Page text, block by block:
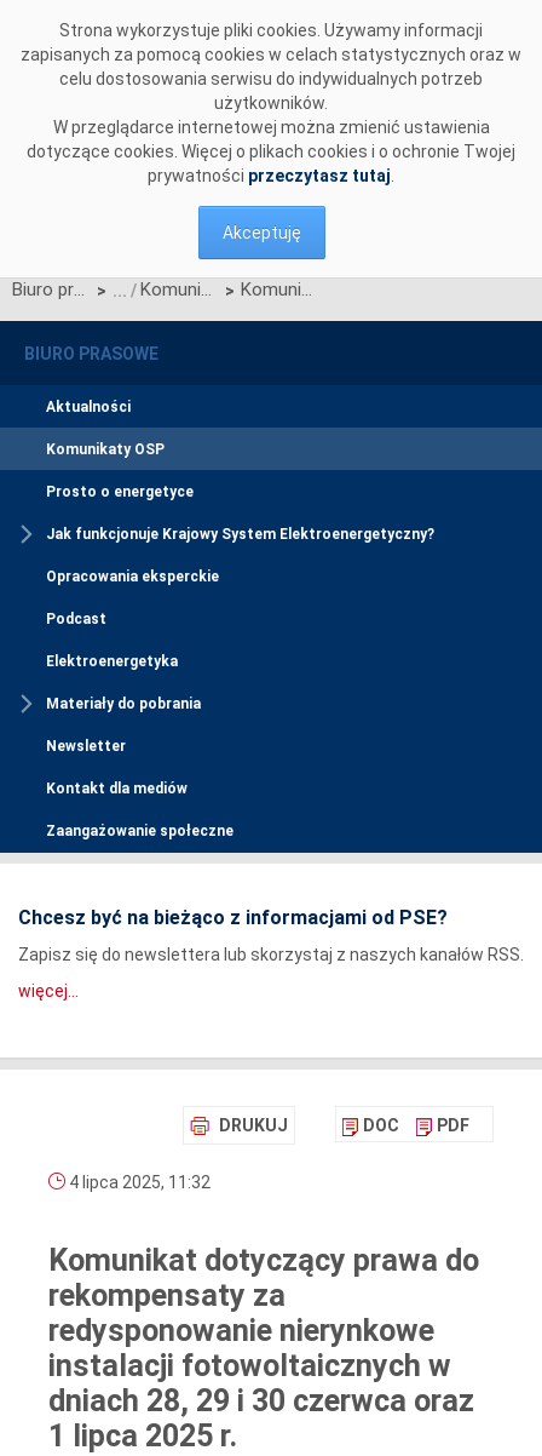
Strona wykorzystuje pliki cookies. Używamy informacji
zapisanych za pomocą cookies w celach statystycznych oraz w
celu dostosowania serwisu do indywidualnych potrzeb
użytkowników.
W przeglądarce internetowej można zmienić ustawienia
dotyczące cookies. Więcej o plikach cookies i o ochronie Twojej
prywatności przeczytasz tutaj
Akceptuję
Biuro prasowe > Komunikaty OSP > Komunikat dotyczący prawa do rekompensaty za redysponowanie nierynkowe instalacji fotowoltaicznych w dniach 28, 29 i 30 czerwca oraz 1 lipca 2025 r.
BIURO PRASOWE
Aktualności
Komunikaty OSP
Prosto o energetyce
Jak funkcjonuje Krajowy System Elektroenergetyczny?
Opracowania eksperckie
Podcast
Elektroenergetyka
Materiały do pobrania
Newsletter
Kontakt dla mediów
Zaangażowanie społeczne
Chcesz być na bieżąco z informacjami od PSE?
Zapisz się do newslettera lub skorzystaj z naszych kanałów RSS.
więcej...
DRUKUJ DOC PDF
4 lipca 2025, 11:32
Komunikat dotyczący prawa do
rekompensaty za
redysponowanie nierynkowe
instalacji fotowoltaicznych w
dniach 28, 29 i 30 czerwca oraz
1 lipca 2025 r.